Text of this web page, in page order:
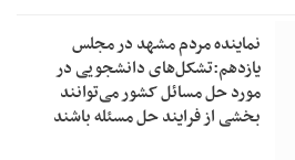
نماینده مردم مشهد در مجلس
یازدهم:تشکل‌های دانشجویی در
مورد حل مسائل کشور می‌توانند
بخشی از فرایند حل مسئله باشند